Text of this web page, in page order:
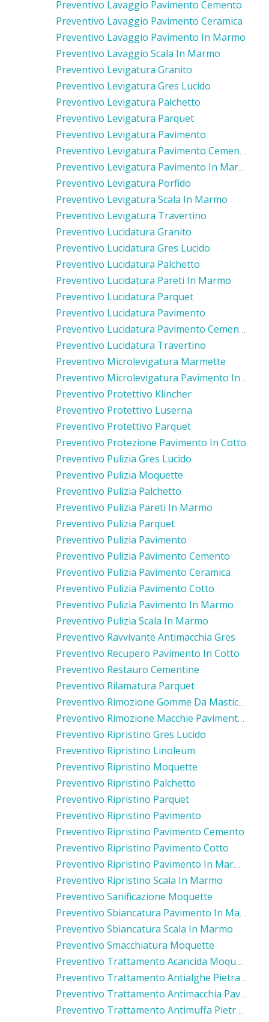
Preventivo Lavaggio Pavimento Cemento
Preventivo Lavaggio Pavimento Ceramica
Preventivo Lavaggio Pavimento In Marmo
Preventivo Lavaggio Scala In Marmo
Preventivo Levigatura Granito
Preventivo Levigatura Gres Lucido
Preventivo Levigatura Palchetto
Preventivo Levigatura Parquet
Preventivo Levigatura Pavimento
Preventivo Levigatura Pavimento Cemento
Preventivo Levigatura Pavimento In Marmo
Preventivo Levigatura Porfido
Preventivo Levigatura Scala In Marmo
Preventivo Levigatura Travertino
Preventivo Lucidatura Granito
Preventivo Lucidatura Gres Lucido
Preventivo Lucidatura Palchetto
Preventivo Lucidatura Pareti In Marmo
Preventivo Lucidatura Parquet
Preventivo Lucidatura Pavimento
Preventivo Lucidatura Pavimento Cemento
Preventivo Lucidatura Travertino
Preventivo Microlevigatura Marmette
Preventivo Microlevigatura Pavimento In Marmo
Preventivo Protettivo Klincher
Preventivo Protettivo Luserna
Preventivo Protettivo Parquet
Preventivo Protezione Pavimento In Cotto
Preventivo Pulizia Gres Lucido
Preventivo Pulizia Moquette
Preventivo Pulizia Palchetto
Preventivo Pulizia Pareti In Marmo
Preventivo Pulizia Parquet
Preventivo Pulizia Pavimento
Preventivo Pulizia Pavimento Cemento
Preventivo Pulizia Pavimento Ceramica
Preventivo Pulizia Pavimento Cotto
Preventivo Pulizia Pavimento In Marmo
Preventivo Pulizia Scala In Marmo
Preventivo Ravvivante Antimacchia Gres
Preventivo Recupero Pavimento In Cotto
Preventivo Restauro Cementine
Preventivo Rilamatura Parquet
Preventivo Rimozione Gomme Da Masticare Pavimento Cemento
Preventivo Rimozione Macchie Pavimento In Gres
Preventivo Ripristino Gres Lucido
Preventivo Ripristino Linoleum
Preventivo Ripristino Moquette
Preventivo Ripristino Palchetto
Preventivo Ripristino Parquet
Preventivo Ripristino Pavimento
Preventivo Ripristino Pavimento Cemento
Preventivo Ripristino Pavimento Cotto
Preventivo Ripristino Pavimento In Marmo
Preventivo Ripristino Scala In Marmo
Preventivo Sanificazione Moquette
Preventivo Sbiancatura Pavimento In Marmo
Preventivo Sbiancatura Scala In Marmo
Preventivo Smacchiatura Moquette
Preventivo Trattamento Acaricida Moquette
Preventivo Trattamento Antialghe Pietra Luserna
Preventivo Trattamento Antimacchia Pavimento Cemento
Preventivo Trattamento Antimuffa Pietra Luserna